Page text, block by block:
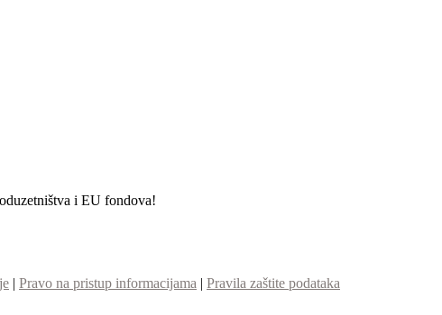
i EU fondova!
| Pravo na pristup informacijama | Pravila zaštite podataka